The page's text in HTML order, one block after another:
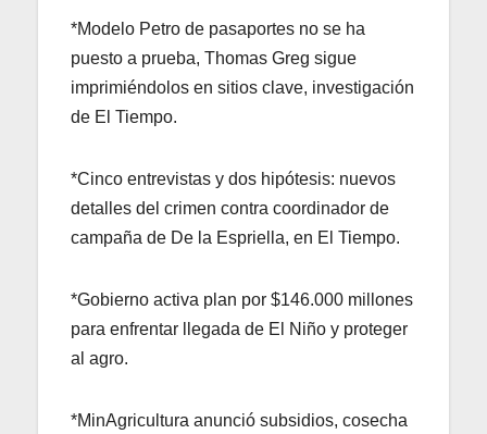
*Modelo Petro de pasaportes no se ha
puesto a prueba, Thomas Greg sigue
imprimiéndolos en sitios clave, investigación
de El Tiempo.
*Cinco entrevistas y dos hipótesis: nuevos
detalles del crimen contra coordinador de
campaña de De la Espriella, en El Tiempo.
*Gobierno activa plan por $146.000 millones
para enfrentar llegada de El Niño y proteger
al agro.
*MinAgricultura anunció subsidios, cosecha